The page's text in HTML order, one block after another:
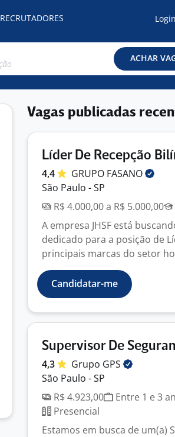
RECRUTADORES Login
ACHAR
Vagas publicadas
Líder De Recepção
4,4 GRUPO FASANO
São Paulo - SP
R$ 4.000,00 a R$ 5.000,00
A empresa JHSF está
dedicado para a posição de
principais marcas do setor
Candidatar-me
Supervisor De
4,3 Grupo GPS
São Paulo - SP
R$ 4.923,00
Entre 1 e 3
Presencial
Estamos em busca de um(a)